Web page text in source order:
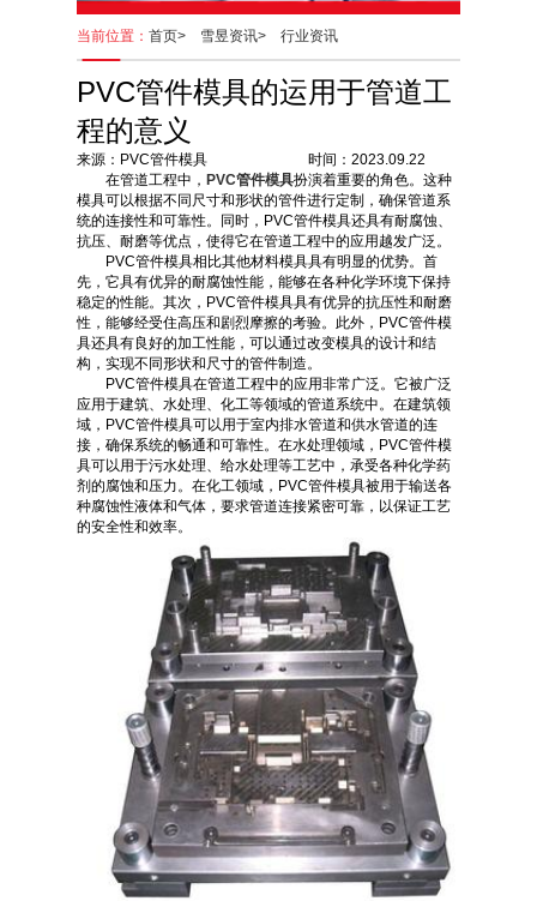
当前位置： 首页> 雪昱资讯> 行业资讯
PVC管件模具的运用于管道工
程的意义
来源：PVC管件模具 时间：2023.09.22
在管道工程中， PVC管件模具扮演着重要的角色。这种
模具可以根据不同尺寸和形状的管件进行定制，确保管道系
统的连接性和可靠性。同时，PVC管件模具还具有耐腐蚀、
抗压、耐磨等优点，使得它在管道工程中的应用越发广泛。
PVC管件模具相比其他材料模具具有明显的优势。首
先，它具有优异的耐腐蚀性能，能够在各种化学环境下保持
稳定的性能。其次，PVC管件模具具有优异的抗压性和耐磨
性，能够经受住高压和剧烈摩擦的考验。此外，PVC管件模
具还具有良好的加工性能，可以通过改变模具的设计和结
构，实现不同形状和尺寸的管件制造。
PVC管件模具在管道工程中的应用非常广泛。它被广泛
应用于建筑、水处理、化工等领域的管道系统中。在建筑领
域，PVC管件模具可以用于室内排水管道和供水管道的连
接，确保系统的畅通和可靠性。在水处理领域，PVC管件模
具可以用于污水处理、给水处理等工艺中，承受各种化学药
剂的腐蚀和压力。在化工领域，PVC管件模具被用于输送各
种腐蚀性液体和气体，要求管道连接紧密可靠，以保证工艺
的安全性和效率。